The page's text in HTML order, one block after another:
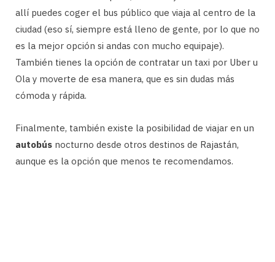
allí puedes coger el bus público que viaja al centro de la
ciudad (eso sí, siempre está lleno de gente, por lo que no
es la mejor opción si andas con mucho equipaje).
También tienes la opción de contratar un taxi por Uber u
Ola y moverte de esa manera, que es sin dudas más
cómoda y rápida.
Finalmente, también existe la posibilidad de viajar en un
autobús nocturno desde otros destinos de Rajastán,
aunque es la opción que menos te recomendamos.